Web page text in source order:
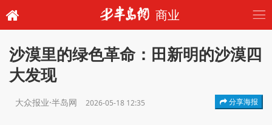
商业
沙漠里的绿色革命：田新明的沙漠四
大发现
大众报业·半岛网 2026-05-18 12:35 分享海报